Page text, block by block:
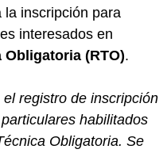
la inscripción para
interesados en
(RTO).
registro de inscripción
habilitados
Obligatoria. Se